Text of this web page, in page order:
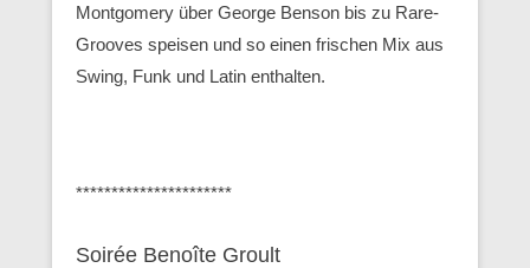
Montgomery über George Benson bis zu Rare-
Grooves speisen und so einen frischen Mix aus
Swing, Funk und Latin enthalten.
**********************
Soirée Benoîte Groult